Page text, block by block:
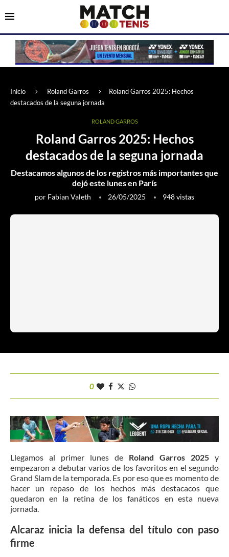
Inicio Roland Garros
Roland Garros 2025: Hechos
destacados de la seguna jornada
ROLAND GARROS
Roland Garros 2025: Hechos
destacados de la seguna jornada
Destacamos algunos de los registros más importantes que
dejó este lunes en París
por Fabian Valeth 26/05/2025 948vistas
0
Llegamos al primer lunes de Roland Garros 2025 y
empezaron a debutar varios de los favoritos en el segundo
Grand Slam de la temporada. Es por eso que es momento de
hacer un repaso de los hechos más destacacos que
quedaron en la retina de los fanáticos en esta nueva
jornada.
Alcaraz inicia la defensa del título con paso
firme